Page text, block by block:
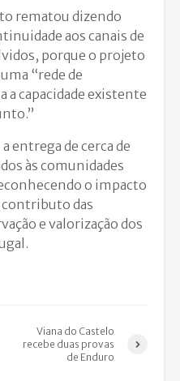
rematou dizendo
aos canais de
porque o projeto
“rede de
a capacidade existente
entrega de cerca de
às comunidades
o impacto
contributo das
e valorização dos
Viana do Castelo
recebe duas provas
de Enduro